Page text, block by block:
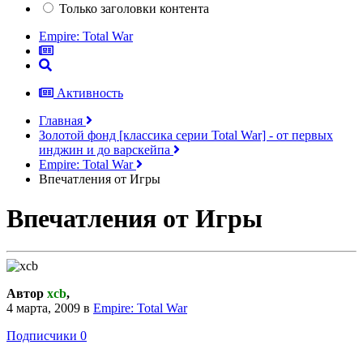
Только заголовки контента
Empire: Total War
Активность
Главная
Золотой фонд [классика серии Total War] - от первых
инджин и до варскейпа
Empire: Total War
Впечатления от Игры
Впечатления от Игры
Автор xcb,
4 марта, 2009 в Empire: Total War
Подписчики 0